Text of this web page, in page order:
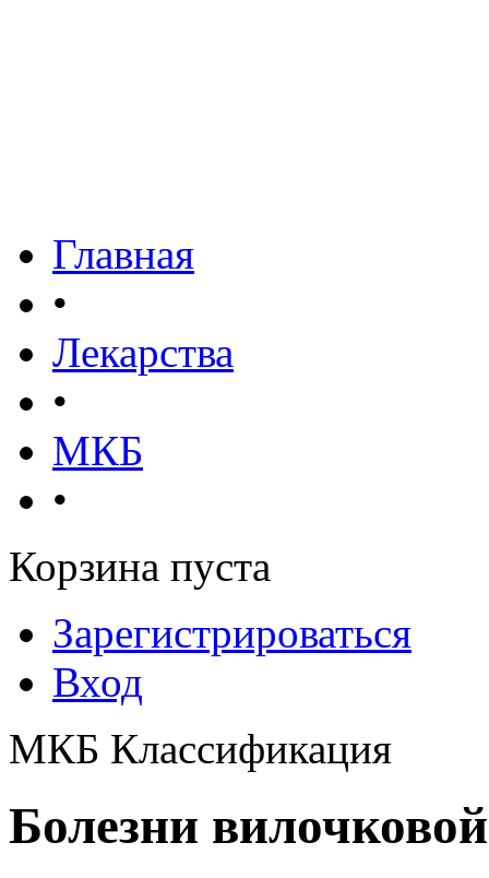
Главная
•
Лекарства
•
МКБ
•
Корзина пуста
Зарегистрироваться
Вход
МКБ Классификация
Болезни